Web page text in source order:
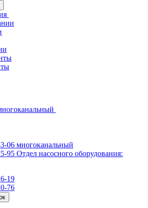
06 многоканальный
95 Отдел насосного оборудования:
19
76